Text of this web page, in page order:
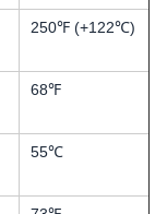
250℉ (+122℃)
68℉
55℃